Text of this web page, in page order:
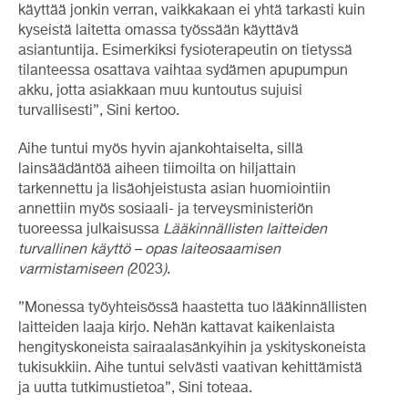
käyttää jonkin verran, vaikkakaan ei yhtä tarkasti kuin
kyseistä laitetta omassa työssään käyttävä
asiantuntija. Esimerkiksi fysioterapeutin on tietyssä
tilanteessa osattava vaihtaa sydämen apupumpun
akku, jotta asiakkaan muu kuntoutus sujuisi
turvallisesti”, Sini kertoo.
Aihe tuntui myös hyvin ajankohtaiselta, sillä
lainsäädäntöä aiheen tiimoilta on hiljattain
tarkennettu ja lisäohjeistusta asian huomiointiin
annettiin myös sosiaali- ja terveysministeriön
tuoreessa julkaisussa Lääkinnällisten laitteiden
turvallinen käyttö – opas laiteosaamisen
varmistamiseen (2023).
”Monessa työyhteisössä haastetta tuo lääkinnällisten
laitteiden laaja kirjo. Nehän kattavat kaikenlaista
hengityskoneista sairaalasänkyihin ja yskityskoneista
tukisukkiin. Aihe tuntui selvästi vaativan kehittämistä
ja uutta tutkimustietoa”, Sini toteaa.